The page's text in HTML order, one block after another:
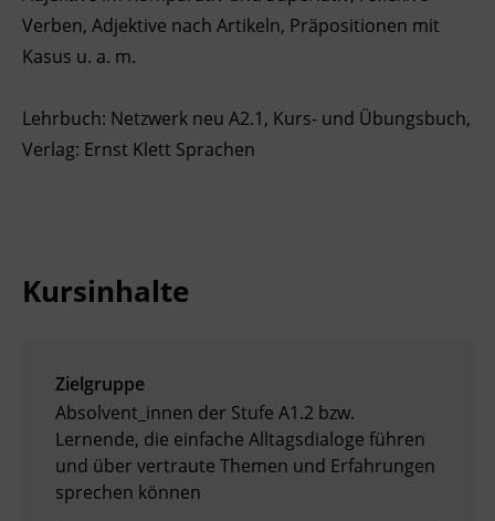
Verben, Adjektive nach Artikeln, Präpositionen mit
Kasus u. a. m.
Lehrbuch: Netzwerk neu A2.1, Kurs- und Übungsbuch,
Verlag: Ernst Klett Sprachen
Kursinhalte
Zielgruppe
Absolvent_innen der Stufe A1.2 bzw.
Lernende, die einfache Alltagsdialoge führen
und über vertraute Themen und Erfahrungen
sprechen können